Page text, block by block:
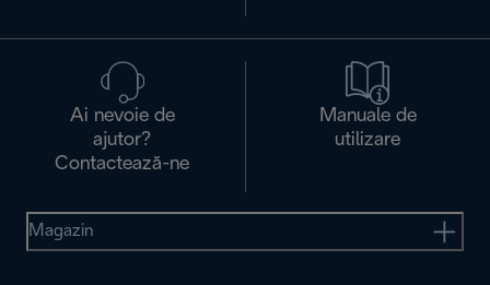
Ai nevoie de
ajutor?
Contactează-ne
Manuale de
utilizare
Magazin